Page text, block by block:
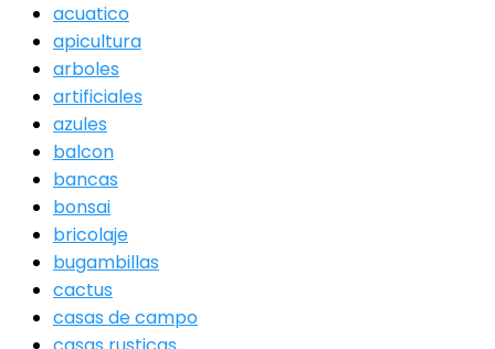
acuatico
apicultura
arboles
artificiales
azules
balcon
bancas
bonsai
bricolaje
bugambillas
cactus
casas de campo